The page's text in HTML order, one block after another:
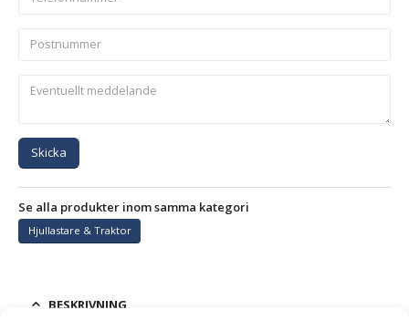
Skicka
Se alla produkter inom samma kategori
Hjullastare & Traktor
BESKRIVNING